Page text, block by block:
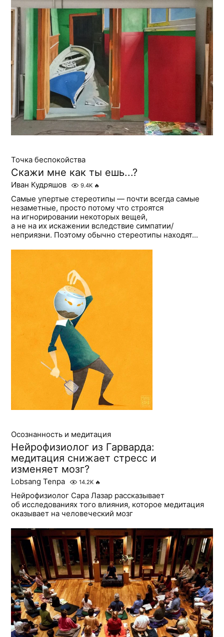
Точка беспокойства
Скажи мне как ты ешь...?
Иван Кудряшов 9.4K 🔥
Самые упертые стереотипы — почти всегда самые
незаметные, просто потому что строятся
на игнорировании некоторых вещей,
а не на их искажении вследствие симпатии/
неприязни. Поэтому обычно стереотипы находят...
Осознанность и медитация
Нейрофизиолог из Гарварда:
медитация снижает стресс и
изменяет мозг?
Lobsang Tenpa 14.2K 🔥
Нейрофизиолог Сара Лазар рассказывает
об исследованиях того влияния, которое медитация
оказывает на человеческий мозг